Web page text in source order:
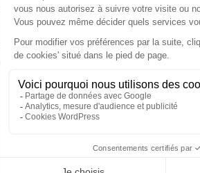
Les gilets jaunes, leurs
anti-masque est plus marqué à
grande défiance que les
ça peut amener à des
dans les grandes villes de
par la préfecture.